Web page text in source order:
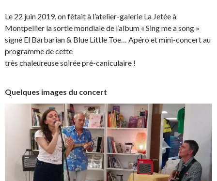
Le 22 juin 2019, on fêtait à l’atelier-galerie La Jetée à
Montpellier la sortie mondiale de l’album « Sing me a song »
signé El Barbarian & Blue Little Toe… Apéro et mini-concert au
programme de cette
très chaleureuse soirée pré-caniculaire !
Quelques images du concert